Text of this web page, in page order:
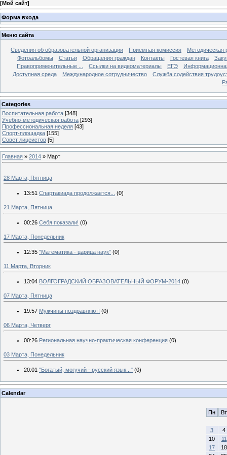
[Мой сайт]
Форма входа
Меню сайта
Сведения об образовательной организации Приемная комиссия
Методическая
Фотоальбомы
Статьи Обращения граждан Контакты Гостевая книга
Правоприменительные ...
Ссылки на видеоматериалы ЕГЭ
Доступная среда
Международное сотрудничество
Служба содействия
Categories
Воспитательная работа [348]
Учебно-методическая работа [293]
Профессиональная неделя [43]
Спорт-площадка [155]
Совет лицеистов [5]
Главная » 2014 » Март
28 Марта, Пятница
13:51 Спартакиада продолжается... (0)
21 Марта, Пятница
00:26 Себя показали! (0)
17 Марта, Понедельник
12:35 "Математика - царица наук" (0)
11 Марта, Вторник
13:04 ВОЛГОГРАДСКИЙ ОБРАЗОВАТЕЛЬНЫЙ ФОРУМ-2014 (0)
07 Марта, Пятница
19:57 Мужчины поздравляют! (0)
06 Марта, Четверг
00:26 Региональная научно-практическая конференция (0)
03 Марта, Понедельник
20:01 "Богатый, могучий - русский язык..." (0)
Calendar
Пн Вт
3
4
10
11
17
18